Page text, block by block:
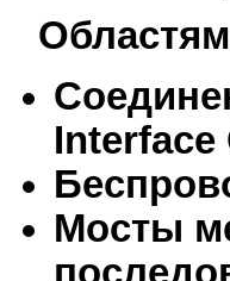
Interface
Мосты